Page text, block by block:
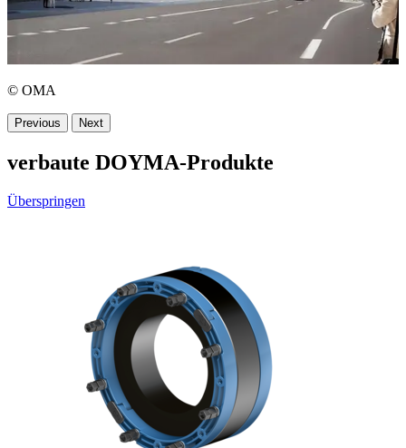
© OMA
Previous Next
verbaute DOYMA-Produkte
Überspringen